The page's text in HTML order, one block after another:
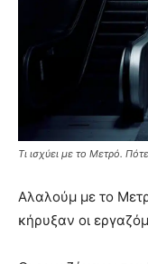
Τι ισχύει με το Μετρό.
Αλαλούμ με το
κήρυξαν οι